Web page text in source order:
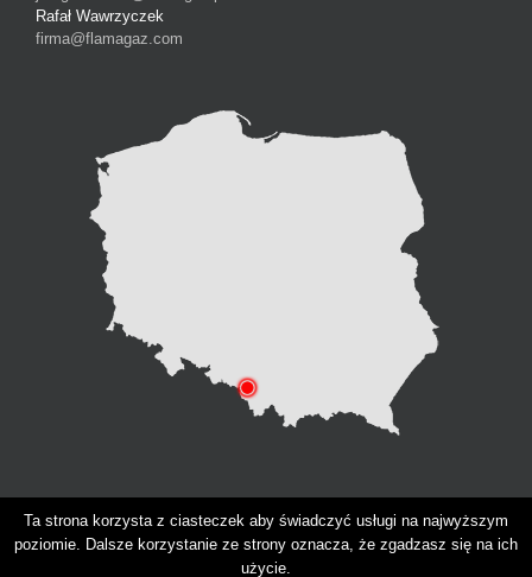
Rafał Wawrzyczek
firma@flamagaz.com
Ta strona korzysta z ciasteczek aby świadczyć usługi na najwyższym
poziomie. Dalsze korzystanie ze strony oznacza, że zgadzasz się na ich
użycie.